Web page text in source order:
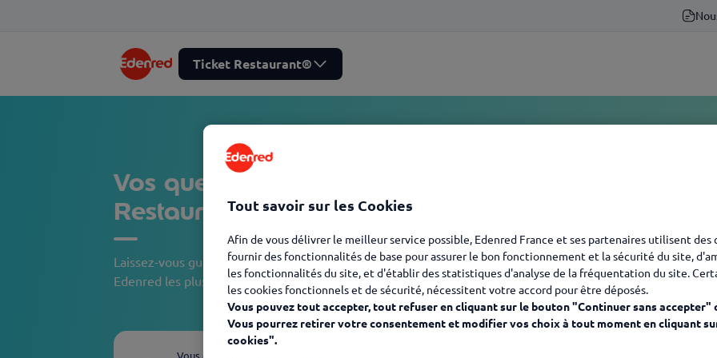
Ticket Restaurant®
Vos questions Client Ticket
Restaurant - Passer commande
Laissez-vous guider et découvrez, en quelques clics, les solutions
Edenred les plus adaptées à votre besoin.
Vous êtes
Tout savoir sur les Cookies
Afin de vous délivrer le meilleur service possible, Edenred France et ses partenaires utilisent
fournir des fonctionnalités de base pour assurer le bon fonctionnement et la sécurité du site,
les fonctionnalités du site, et d'établir des statistiques d'analyse de la fréquentation du site.
les cookies fonctionnels et de sécurité, nécessitent votre accord pour être déposés.
Vous pouvez tout accepter, tout refuser en cliquant sur le bouton "Continuer sans accepter"
Vous pourrez retirer votre consentement et modifier vos choix à tout moment en cliquant
cookies".